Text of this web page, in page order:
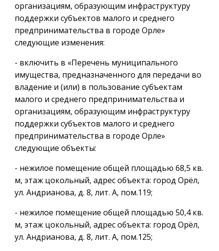
организациям, образующим инфраструктуру
поддержки субъектов малого и среднего
предпринимательства в городе Орле»
следующие изменения:
- включить в «Перечень муниципального
имущества, предназначенного для передачи во
владение и (или) в пользование субъектам
малого и среднего предпринимательства и
организациям, образующим инфраструктуру
поддержки субъектов малого и среднего
предпринимательства в городе Орле»
следующие объекты:
- нежилое помещение общей площадью 68,5 кв.
м, этаж цокольный, адрес объекта: город Орёл,
ул. Андрианова, д. 8, лит. А, пом.119;
- нежилое помещение общей площадью 50,4 кв.
м, этаж цокольный, адрес объекта: город Орёл,
ул. Андрианова, д. 8, лит. А, пом.125;